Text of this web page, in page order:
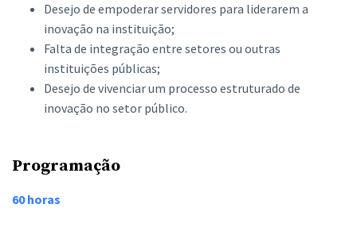
Desejo de empoderar servidores para liderarem a
inovação na instituição;
Falta de integração entre setores ou outras
instituições públicas;
Desejo de vivenciar um processo estruturado de
inovação no setor público.
Programação
60 horas